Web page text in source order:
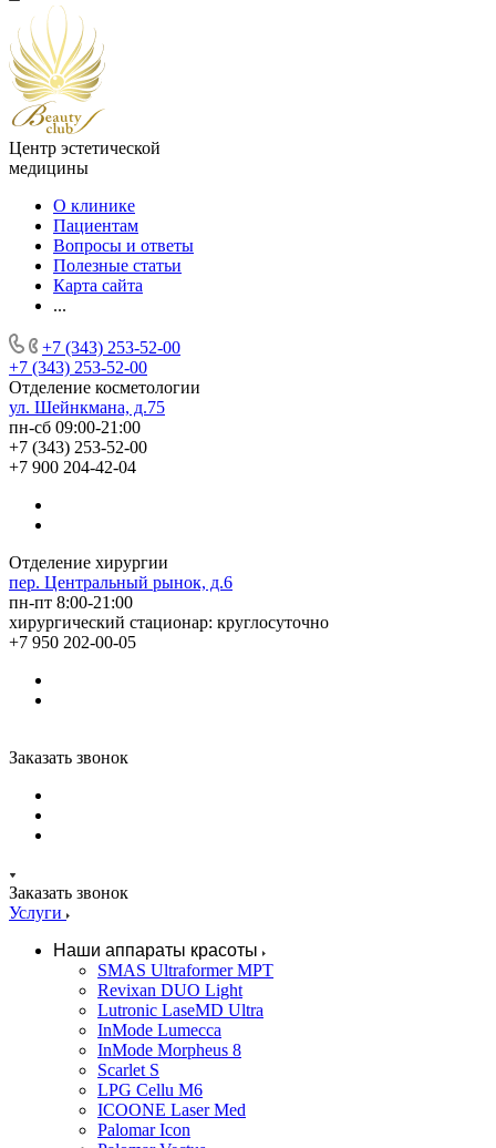
Центр эстетической
медицины
О клинике
Пациентам
Вопросы и ответы
Полезные статьи
Карта сайта
...
+7 (343) 253-52-00
+7 (343) 253-52-00
Отделение косметологии
ул. Шейнкмана, д.75
пн-сб 09:00-21:00
+7 (343) 253-52-00
+7 900 204-42-04
Отделение хирургии
пер. Центральный рынок, д.6
пн-пт 8:00-21:00
хирургический стационар: круглосуточно
+7 950 202-00-05
Заказать звонок
Заказать звонок
Услуги
Наши аппараты красоты
SMAS Ultraformer MPT
Revixan DUO Light
Lutronic LaseMD Ultra
InMode Lumecca
InMode Morpheus 8
Scarlet S
LPG Cellu M6
ICOONE Laser Med
Palomar Icon